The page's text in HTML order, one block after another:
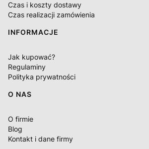
Czas i koszty dostawy
Czas realizacji zamówienia
INFORMACJE
Jak kupować?
Regulaminy
Polityka prywatności
O NAS
O firmie
Blog
Kontakt i dane firmy